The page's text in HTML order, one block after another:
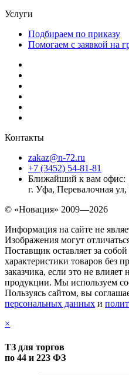
Услуги
Подбираем по приказу
Помогаем с заявкой на
Контакты
zakaz@n-72.ru
+7 (3452) 54-81-81
Ближайший к вам офис:
г. Уфа, Перевалочная
© «Новация» 2009—2026
Информация на сайте не
Изображения могут
Поставщик оставляет за
характеристики товаров без
заказчика, если это не влияет
продукции. Мы используем
Пользуясь сайтом, вы
персональных данных и
×
ТЗ для торгов
по 44 и 223 ФЗ